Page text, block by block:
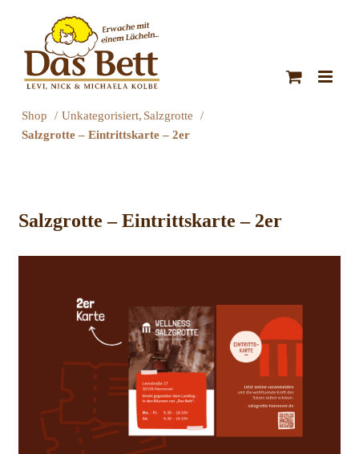
Shop Unkategorisiert Salzgrotte
Salzgrotte – Eintrittskarte – 2er
Salzgrotte – Eintrittskarte – 2er